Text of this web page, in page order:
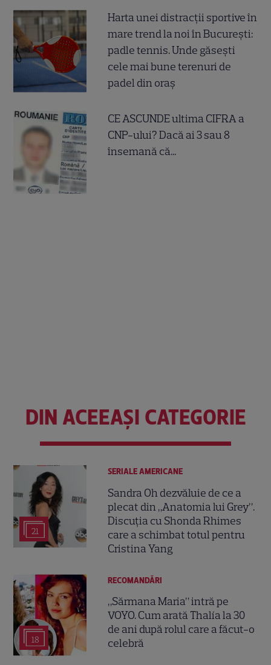
Harta unei distracții sportive în
mare trend la noi în București:
padle tennis. Unde găsești
cele mai bune terenuri de
padel din oraș
CE ASCUNDE ultima CIFRA a
CNP-ului? Dacă ai 3 sau 8
însemană că...
DIN ACEEAȘI CATEGORIE
21
SERIALE AMERICANE
Sandra Oh dezvăluie de ce a
plecat din „Anatomia lui Grey”.
Discuția cu Shonda Rhimes
care a schimbat totul pentru
Cristina Yang
18
RECOMANDĂRI
„Sărmana Maria” intră pe
VOYO. Cum arată Thalía la 30
de ani după rolul care a făcut-o
celebră